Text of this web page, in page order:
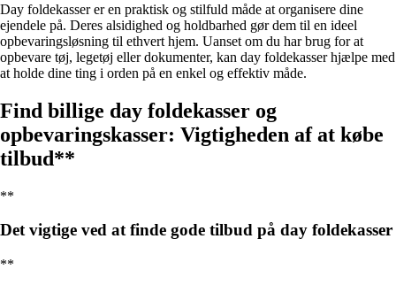
Day foldekasser er en praktisk og stilfuld måde at organisere dine
ejendele på. Deres alsidighed og holdbarhed gør dem til en ideel
opbevaringsløsning til ethvert hjem. Uanset om du har brug for at
opbevare tøj, legetøj eller dokumenter, kan day foldekasser hjælpe med
at holde dine ting i orden på en enkel og effektiv måde.
Find billige day foldekasser og
opbevaringskasser: Vigtigheden af at købe
tilbud**
**
Det vigtige ved at finde gode tilbud på day foldekasser
**